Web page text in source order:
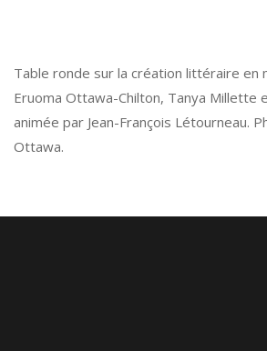
Table ronde sur la création littéraire en
Eruoma Ottawa-Chilton, Tanya Millette
animée par Jean-François Létourneau.
Ottawa.